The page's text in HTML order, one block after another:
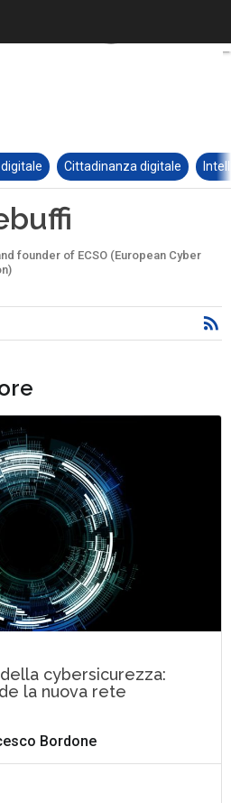
Cittadinanza digitale
founder of ECSO (European Cyber
cybersicurezza:
la nuova rete
Bordone